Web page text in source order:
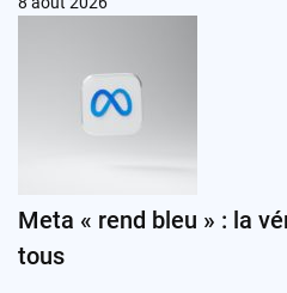
Meta « rend bleu » : la
tous